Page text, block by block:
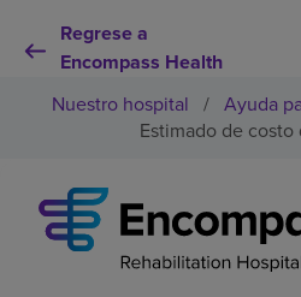
Regrese a
Encompass Health
Por qué debe elegirnos
Servicios de rehabilitación
Nuestro hospital / Ayuda
Estimado de